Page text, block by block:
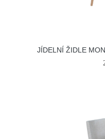
JÍDELNÍ ŽIDLE